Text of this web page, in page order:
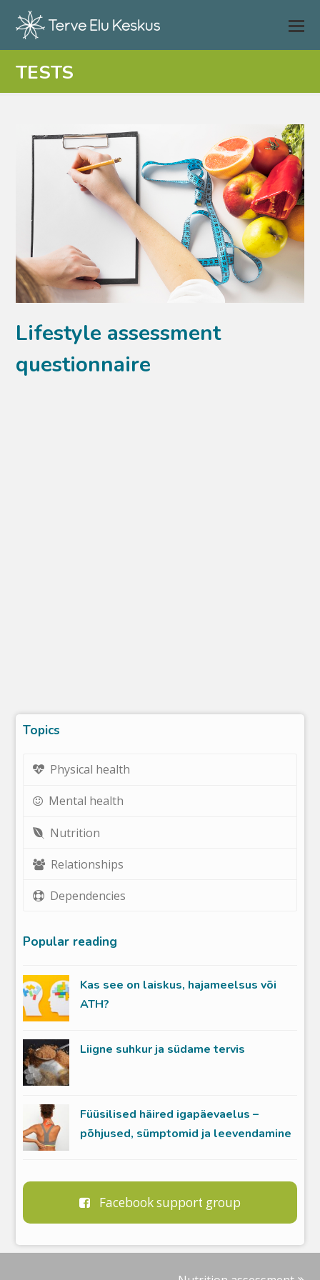
TESTS
Lifestyle assessment
questionnaire
Topics
Physical health
Mental health
Nutrition
Relationships
Dependencies
Popular reading
Kas see on laiskus, hajameelsus või
ATH?
Liigne suhkur ja südame tervis
Füüsilised häired igapäevaelus –
põhjused, sümptomid ja leevendamine
Facebook support group